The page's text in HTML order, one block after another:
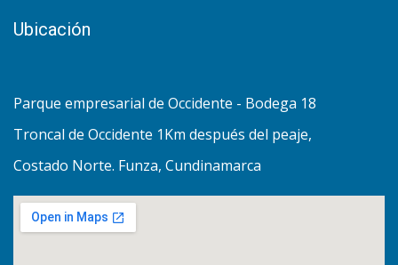
Ubicación
Parque empresarial de Occidente - Bodega 18
Troncal de Occidente 1Km después del peaje,
Costado Norte. Funza, Cundinamarca